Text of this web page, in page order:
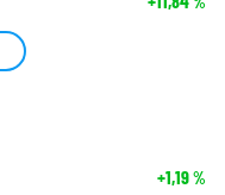
+1,19%